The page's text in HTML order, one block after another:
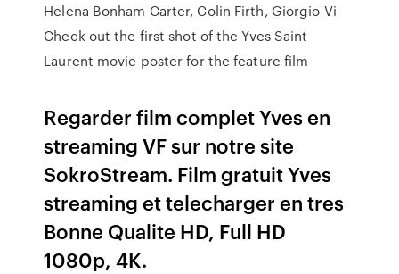
Helena Bonham Carter, Colin Firth, Giorgio Vi
Check out the first shot of the Yves Saint
Laurent movie poster for the feature film
Regarder film complet Yves en
streaming VF sur notre site
SokroStream. Film gratuit Yves
streaming et telecharger en tres
Bonne Qualite HD, Full HD
1080p, 4K.